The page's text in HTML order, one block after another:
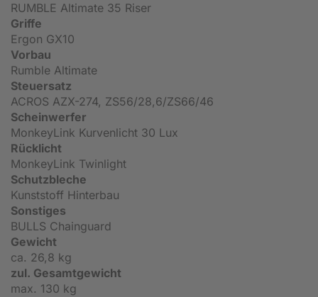
RUMBLE Altimate 35 Riser
Griffe
Ergon GX10
Vorbau
Rumble Altimate
Steuersatz
ACROS AZX-274, ZS56/28,6/ZS66/46
Scheinwerfer
MonkeyLink Kurvenlicht 30 Lux
Rücklicht
MonkeyLink Twinlight
Schutzbleche
Kunststoff Hinterbau
Sonstiges
BULLS Chainguard
Gewicht
ca. 26,8 kg
zul. Gesamtgewicht
max. 130 kg